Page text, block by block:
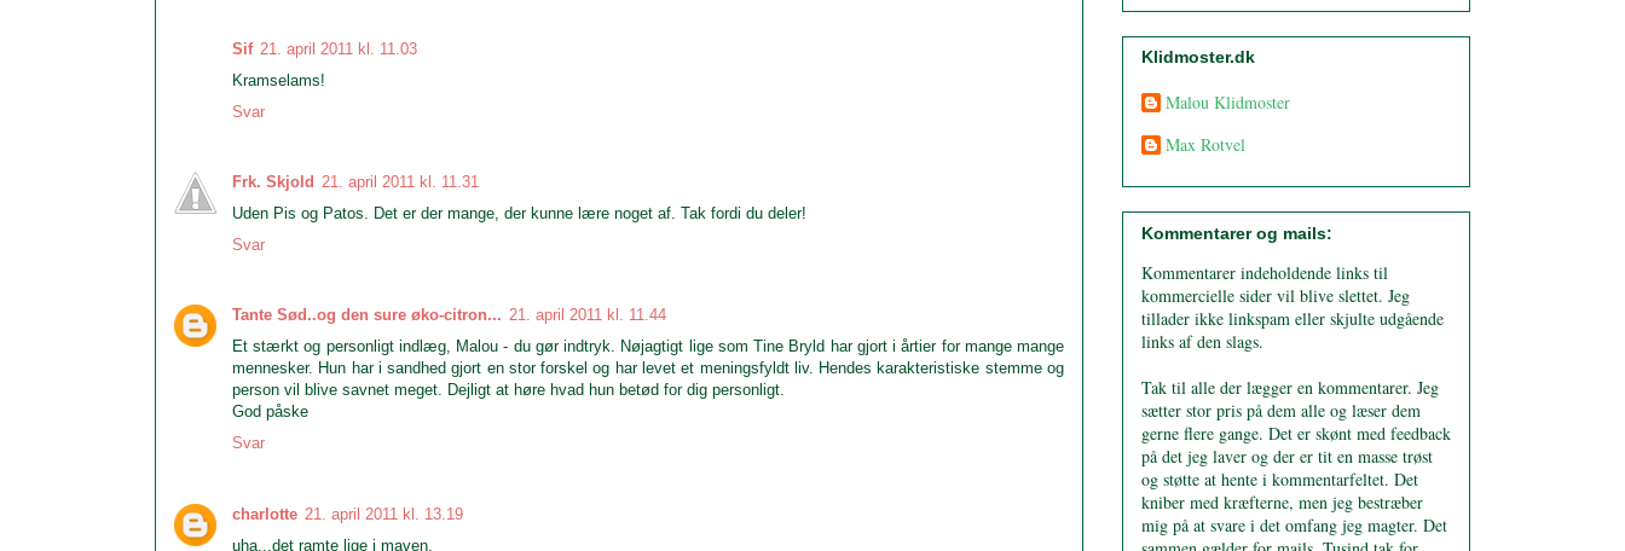
Sif 21. april 2011 kl. 11.03
Kramselams!
Svar
Frk. Skjold 21. april 2011 kl. 11.31
Uden Pis og Patos. Det er der mange, der kunne lære noget af. Tak fordi du deler!
Svar
Tante Sød..og den sure øko-citron... 21. april 2011 kl. 11.44
Et stærkt og personligt indlæg, Malou - du gør indtryk. Nøjagtigt lige som Tine Bryld har gjort i årtier for mange mange
mennesker. Hun har i sandhed gjort en stor forskel og har levet et meningsfyldt liv. Hendes karakteristiske stemme og
person vil blive savnet meget. Dejligt at høre hvad hun betød for dig personligt.
God påske
Svar
charlotte 21. april 2011 kl. 13.19
uha...det ramte lige i maven.
Klidmoster.dk
Malou Klidmoster
Max Rotvel
Kommentarer og mails:
Kommentarer indeholdende links til
kommercielle sider vil blive slettet. Jeg
tillader ikke linkspam eller skjulte udgående
links af den slags.
Tak til alle der lægger en kommentarer. Jeg
sætter stor pris på dem alle og læser dem
gerne flere gange. Det er skønt med feedback
på det jeg laver og der er tit en masse trøst
og støtte at hente i kommentarfeltet. Det
kniber med kræfterne, men jeg bestræber
mig på at svare i det omfang jeg magter. Det